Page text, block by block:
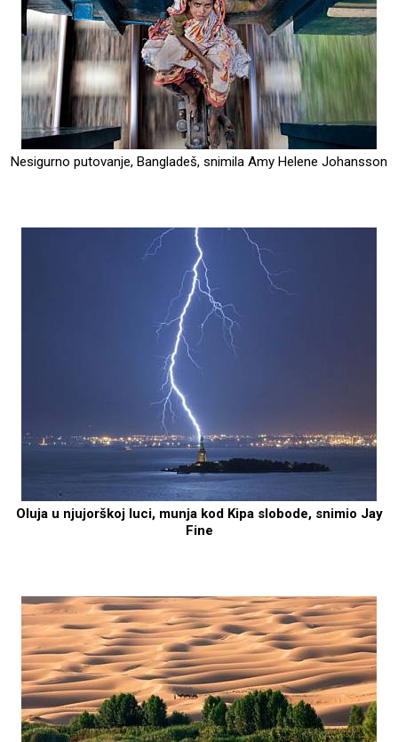
Nesigurno putovanje, Bangladeš, snimila Amy Helene Johansson
Oluja u njujorškoj luci, munja kod Kipa slobode, snimio Jay
Fine